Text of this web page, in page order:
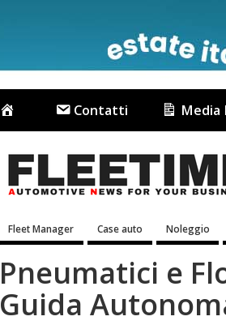
Contatti Media
Fleet Manager Case auto Noleggio
Pneumatici e
Guida